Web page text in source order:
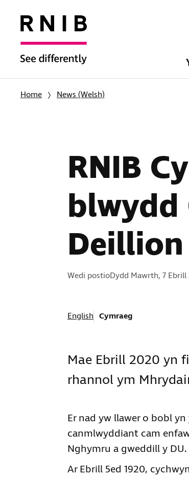
Home News (Welsh)
RNIB
blwydd
Deillion
Wedi postioDydd Mawrth, 7 Ebrill
English Cymraeg
Mae Ebrill 2020 yn
rhannol ym
Er nad yw llawer o bobl
canmlwyddiant cam
Nghymru a gweddill y DU.
Ar Ebrill 5ed 1920,